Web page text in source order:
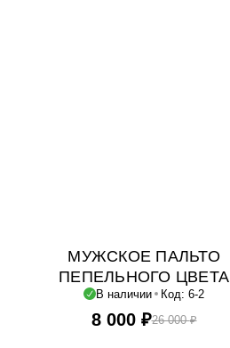
МУЖСКОЕ ПАЛЬТО
ПЕПЕЛЬНОГО ЦВЕТА
В наличии
Код: 6-2
26 000₽
Первоначальная
8 000 ₽
Текущая